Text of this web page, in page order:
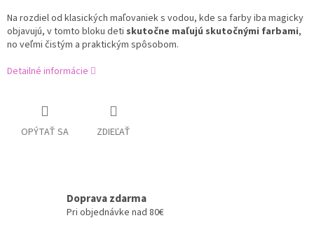
Na rozdiel od klasických maľovaniek s vodou, kde sa farby iba magicky
objavujú, v tomto bloku deti skutočne maľujú skutočnými farbami,
no veľmi čistým a praktickým spôsobom.
Detailné informácie
OPÝTAŤ SA ZDIEĽAŤ
Doprava zdarma
Pri objednávke nad 80€